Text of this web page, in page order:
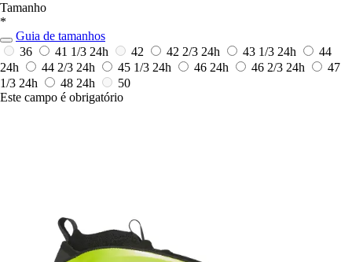
Tamanho
*
Guia de tamanhos
36
41 1/3 24h 42 42 2/3 24h 43 1/3 24h
44
24h
44 2/3 24h 45 1/3 24h 46 24h 46 2/3 24h
47
1/3 24h 48 24h
50
Este campo é obrigatório